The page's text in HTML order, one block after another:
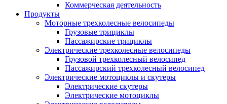
Коммерческая деятельность
Продукты
Моторные трехколесные велосипеды
Грузовые трициклы
Пассажирские трициклы
Электрические трехколесные велосипеды
Грузовой трехколесный велосипед
Пассажирский трехколесный велосипед
Электрические мотоциклы и скутеры
Электрические скутеры
Электрические мотоциклы